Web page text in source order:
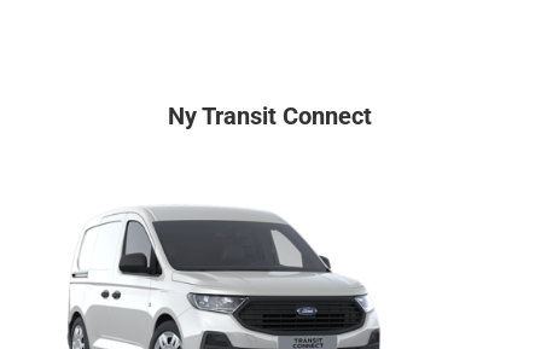
Ny Transit Connect